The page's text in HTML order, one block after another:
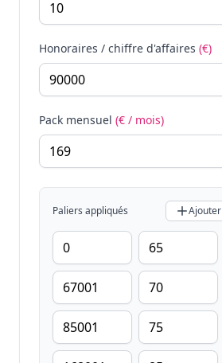
Honoraires / chiffre d'affaires (€)
Pack mensuel (€ / mois)
Paliers appliqués Ajouter